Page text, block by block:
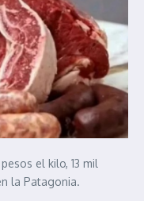
el kilo, 13 mil
la Patagonia.